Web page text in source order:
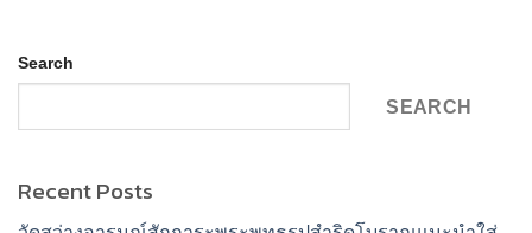
Search
SEARCH
Recent Posts